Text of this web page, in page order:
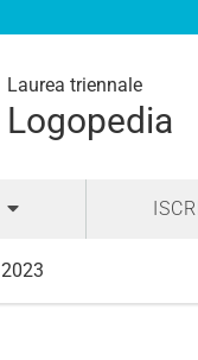
Laurea triennale
Logopedia
2023